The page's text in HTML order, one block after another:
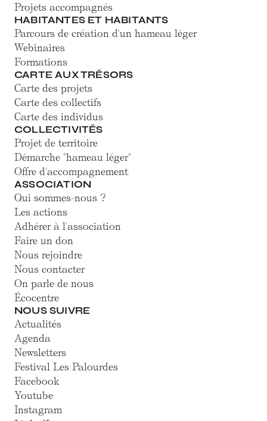
Projets accompagnés
HABITANTES ET HABITANTS
Parcours de création d'un hameau léger
Webinaires
Formations
CARTE AUX TRÉSORS
Carte des projets
Carte des collectifs
Carte des individus
COLLECTIVITÉS
Projet de territoire
Démarche "hameau léger"
Offre d'accompagnement
ASSOCIATION
Qui sommes-nous ?
Les actions
Adhérer à l'association
Faire un don
Nous rejoindre
Nous contacter
On parle de nous
Écocentre
NOUS SUIVRE
Actualités
Agenda
Newsletters
Festival Les Palourdes
Facebook
Youtube
Instagram